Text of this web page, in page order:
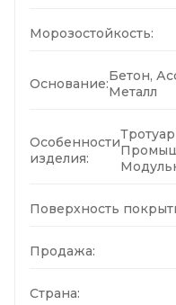
Морозостойкость:
Основание:Бетон,
Металл
Особенности
изделия:
Поверхность
Продажа:
Страна: